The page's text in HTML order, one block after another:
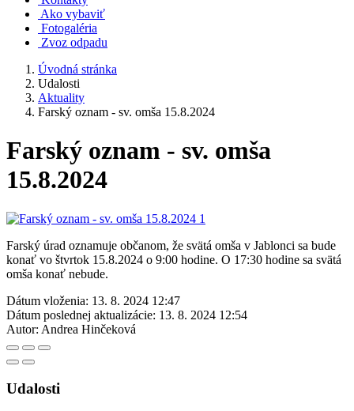
Ako vybaviť
Fotogaléria
Zvoz odpadu
Úvodná stránka
Udalosti
Aktuality
Farský oznam - sv. omša 15.8.2024
Farský oznam - sv. omša
15.8.2024
Farský úrad oznamuje občanom, že svätá omša v Jablonci sa bude
konať vo štvrtok 15.8.2024 o 9:00 hodine. O 17:30 hodine sa svätá
omša konať nebude.
Dátum vloženia: 13. 8. 2024 12:47
Dátum poslednej aktualizácie: 13. 8. 2024 12:54
Autor: Andrea Hinčeková
Udalosti